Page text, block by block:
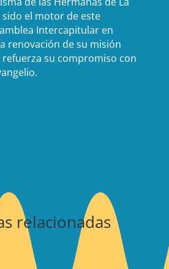
el motor de este
Intercapitular en
renovación de su misión
refuerza su compromiso con
relacionadas